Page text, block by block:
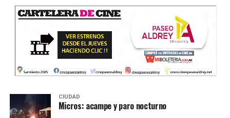
CIUDAD
Micros: acampe y paro nocturno